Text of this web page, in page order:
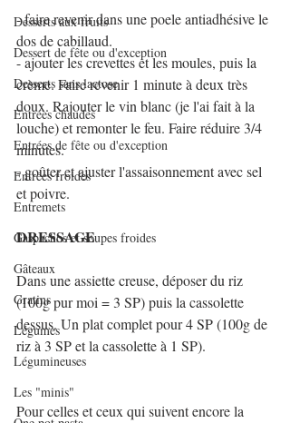
Desserts aux fruits
Dessert de fête ou d'exception
Desserts sans lactose
Entrées chaudes
Entrées de fête ou d'exception
Entrées froides
Entremets
Gaspachos et soupes froides
Gâteaux
Gratins
Légumes
Légumineuses
Les "minis"
- faire revenir dans une poele antiadhésive le
dos de cabillaud.
- ajouter les crevettes et les moules, puis la
crème. Faire revenir 1 minute à deux très
doux. Rajouter le vin blanc (je l'ai fait à la
louche) et remonter le feu. Faire réduire 3/4
minutes.
- goûter et ajuster l'assaisonnement avec sel
et poivre.
DRESSAGE
Dans une assiette creuse, déposer du riz
(100g pur moi = 3 SP) puis la cassolette
dessus. Un plat complet pour 4 SP (100g de
riz à 3 SP et la cassolette à 1 SP).
Pour celles et ceux qui suivent encore la